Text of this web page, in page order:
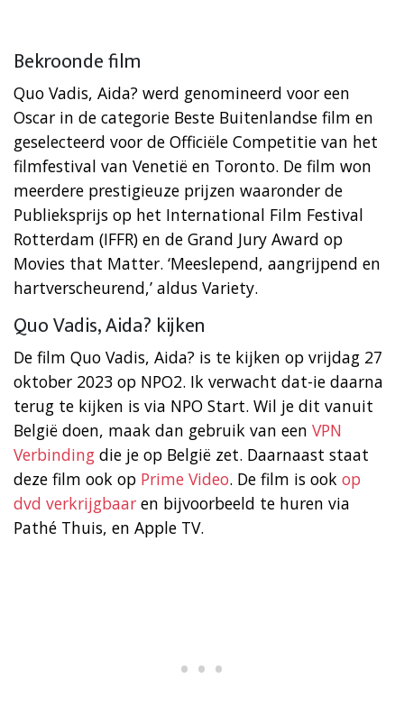
Bekroonde film
Quo Vadis, Aida? werd genomineerd voor een
Oscar in de categorie Beste Buitenlandse film en
geselecteerd voor de Officiële Competitie van het
filmfestival van Venetië en Toronto. De film won
meerdere prestigieuze prijzen waaronder de
Publieksprijs op het International Film Festival
Rotterdam (IFFR) en de Grand Jury Award op
Movies that Matter. ‘Meeslepend, aangrijpend en
hartverscheurend,’ aldus Variety.
Quo Vadis, Aida? kijken
De film Quo Vadis, Aida? is te kijken op vrijdag 27
oktober 2023 op NPO2. Ik verwacht dat-ie daarna
terug te kijken is via NPO Start. Wil je dit vanuit
België doen, maak dan gebruik van een VPN
Verbinding die je op België zet. Daarnaast staat
deze film ook op Prime Video. De film is ook op
dvd verkrijgbaar en bijvoorbeeld te huren via
Pathé Thuis, en Apple TV.